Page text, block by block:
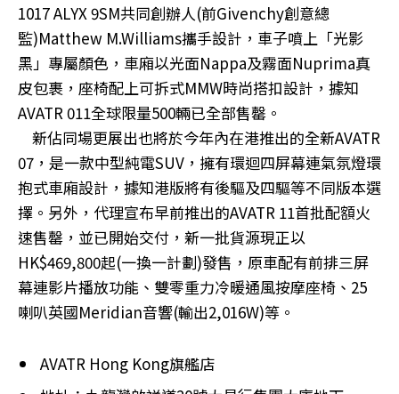
1017 ALYX 9SM共同創辦人(前Givenchy創意總
監)Matthew M.Williams攜手設計，車子噴上「光影
黑」專屬顏色，車廂以光面Nappa及霧面Nuprima真
皮包裹，座椅配上可拆式MMW時尚搭扣設計，據知
AVATR 011全球限量500輛已全部售罄。
新佔同場更展出也將於今年內在港推出的全新AVATR
07，是一款中型純電SUV，擁有環迴四屏幕連氣氛燈環
抱式車廂設計，據知港版將有後驅及四驅等不同版本選
擇。另外，代理宣布早前推出的AVATR 11首批配額火
速售罄，並已開始交付，新一批貨源現正以
HK$469,800起(一換一計劃)發售，原車配有前排三屏
幕連影片播放功能、雙零重力冷暖通風按摩座椅、25
喇叭英國Meridian音響(輸出2,016W)等。
AVATR Hong Kong旗艦店